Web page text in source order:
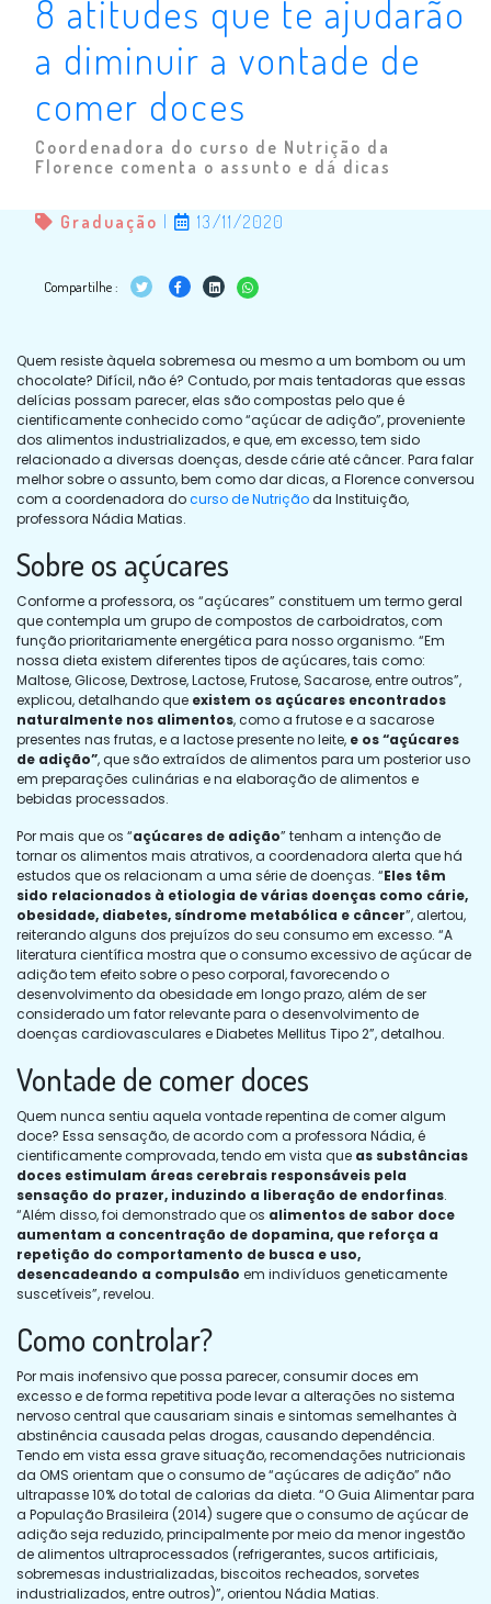
8 atitudes que te ajudarão
a diminuir a vontade de
comer doces
Coordenadora do curso de Nutrição da
Florence comenta o assunto e dá dicas
Graduação | 13/11/2020
Compartilhe :
Quem resiste àquela sobremesa ou mesmo a um bombom ou um
chocolate? Difícil, não é? Contudo, por mais tentadoras que essas
delícias possam parecer, elas são compostas pelo que é
cientificamente conhecido como “açúcar de adição”, proveniente
dos alimentos industrializados, e que, em excesso, tem sido
relacionado a diversas doenças, desde cárie até câncer. Para falar
melhor sobre o assunto, bem como dar dicas, a Florence conversou
com a coordenadora docurso de Nutriçãoda Instituição,
professora Nádia Matias.
Sobre os açúcares
Conforme a professora, os “açúcares” constituem um termo geral
que contempla um grupo de compostos de carboidratos, com
função prioritariamente energética para nosso organismo. “Em
nossa dieta existem diferentes tipos de açúcares, tais como:
Maltose, Glicose, Dextrose, Lactose, Frutose, Sacarose, entre outros”,
explicou, detalhando que existem os açúcares encontrados
naturalmente nos alimentos, como a frutose e a sacarose
presentes nas frutas, e a lactose presente no leite, e os “açúcares
de adição”, que são extraídos de alimentos para um posterior uso
em preparações culinárias e na elaboração de alimentos e
bebidas processados.
Por mais que os “açúcares de adição” tenham a intenção de
tornar os alimentos mais atrativos, a coordenadora alerta que há
estudos que os relacionam a uma série de doenças. “Eles têm
sido relacionados à etiologia de várias doenças como cárie,
obesidade, diabetes, síndrome metabólica e câncer”, alertou,
reiterando alguns dos prejuízos do seu consumo em excesso. “A
literatura científica mostra que o consumo excessivo de açúcar de
adição tem efeito sobre o peso corporal, favorecendo o
desenvolvimento da obesidade em longo prazo, além de ser
considerado um fator relevante para o desenvolvimento de
doenças cardiovasculares e Diabetes Mellitus Tipo 2”, detalhou.
Vontade de comer doces
Quem nunca sentiu aquela vontade repentina de comer algum
doce? Essa sensação, de acordo com a professora Nádia, é
cientificamente comprovada, tendo em vista que as substâncias
doces estimulam áreas cerebrais responsáveis pela
sensação do prazer, induzindo a liberação de endorfinas.
“Além disso, foi demonstrado que os alimentos de sabor doce
aumentam a concentração de dopamina, que reforça a
repetição do comportamento de busca e uso,
desencadeando a compulsão em indivíduos geneticamente
suscetíveis”, revelou.
Como controlar?
Por mais inofensivo que possa parecer, consumir doces em
excesso e de forma repetitiva pode levar a alterações no sistema
nervoso central que causariam sinais e sintomas semelhantes à
abstinência causada pelas drogas, causando dependência.
Tendo em vista essa grave situação, recomendações nutricionais
da OMS orientam que o consumo de “açúcares de adição” não
ultrapasse 10% do total de calorias da dieta. “O Guia Alimentar para
a População Brasileira (2014) sugere que o consumo de açúcar de
adição seja reduzido, principalmente por meio da menor ingestão
de alimentos ultraprocessados (refrigerantes, sucos artificiais,
sobremesas industrializadas, biscoitos recheados, sorvetes
industrializados, entre outros)”, orientou Nádia Matias.